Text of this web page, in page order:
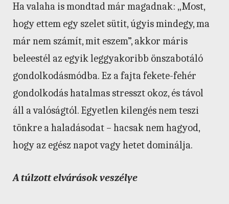
Ha valaha is mondtad már magadnak: „Most,
hogy ettem egy szelet sütit, úgyis mindegy, ma
már nem számít, mit eszem”, akkor máris
beleestél az egyik leggyakoribb önszabotáló
gondolkodásmódba. Ez a fajta fekete-fehér
gondolkodás hatalmas stresszt okoz, és távol
áll a valóságtól. Egyetlen kilengés nem teszi
tönkre a haladásodat – hacsak nem hagyod,
hogy az egész napot vagy hetet dominálja.
A túlzott elvárások veszélye